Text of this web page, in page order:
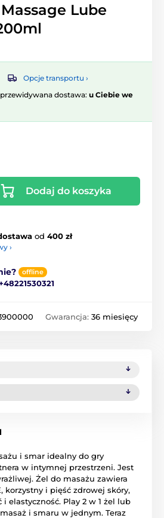
Lube
Opcje transportu ›
dostawa: u Ciebie we
Dodaj do koszyka
od 400 zł
›
offline
Gwarancja: 36 miesięcy
i smar idealny do gry
w intymnej przestrzeni. Jest
. Żel do masażu zawiera
korzystny i pięść zdrowej skóry,
i elastyczność. Play 2 w 1 żel lub
masaż i smaru w jednym. Teraz